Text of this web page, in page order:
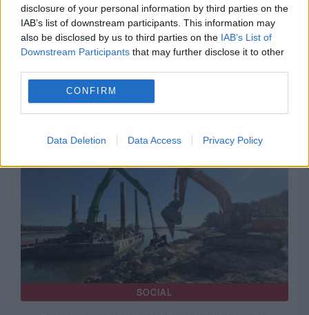
disclosure of your personal information by third parties on the
IAB’s list of downstream participants. This information may
also be disclosed by us to third parties on the IAB’s List of
Downstream Participants that may further disclose it to other
CONFIRM
Data Deletion Data Access Privacy Policy
Trafic blocat pe A1. O mașină a luat foc în
SOCIAL